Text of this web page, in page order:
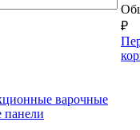
₽
варочные
панели